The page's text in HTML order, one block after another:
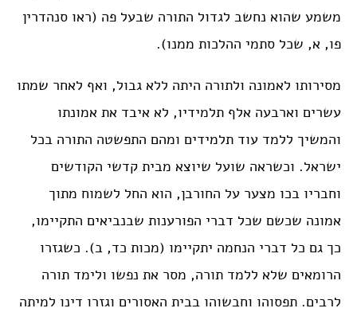
משמע שהוא נחשב לגדול התורה שבעל פה (ראו סנהדרין
פו, א, שכל סתמי ההלכות ממנו).
מסירותו לאמונה ולתורה היתה ללא גבול, ואף לאחר שמתו
עשרים וארבעה אלף תלמידיו, לא איבד את אמונתו
והמשיך ללמד עוד תלמידים ומהם התפשטה התורה בכל
ישראל. וכשראה שועל שיוצא מבית קדשי הקודשים
וחבריו בכו מצער על החורבן, הוא החל לשמוח מתוך
אמונה שכשם שכל דברי הפורענות שבנביאים התקיימו,
כך גם כל דברי הנחמה יתקיימו (מכות כד, ב). כשגזרו
הרומאים שלא ללמד תורה, מסר את נפשו ולימד תורה
לרבים. תפסוהו וחבשוהו בבית האסורים וגזרו דינו למיתה